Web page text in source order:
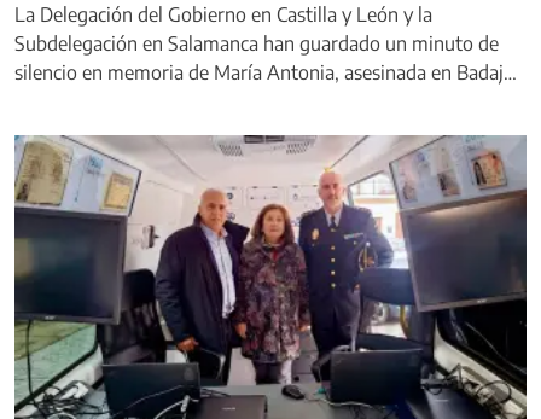
La Delegación del Gobierno en Castilla y León y la
Subdelegación en Salamanca han guardado un minuto de
silencio en memoria de María Antonia, asesinada en Badaj…